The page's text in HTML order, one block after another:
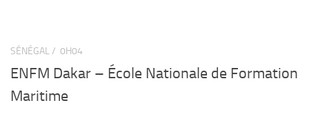
SÉNÉGAL / 0H04
ENFM Dakar – École Nationale de Formation
Maritime